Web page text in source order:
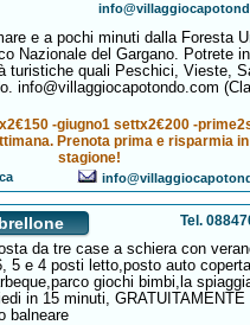
e a pochi minuti dalla Foresta
Nazionale del Gargano. Potrete
turistiche quali Peschici, Vieste,
info@villaggiocapotondo.com
-giugno1 settx2€200 -
Prenota prima e risparmia
stagione!
Tel.
da tre case a schiera con
5 e 4 posti letto,posto auto
giochi bimbi,la
in 15 minuti, GRATUITAMENTE
balneare